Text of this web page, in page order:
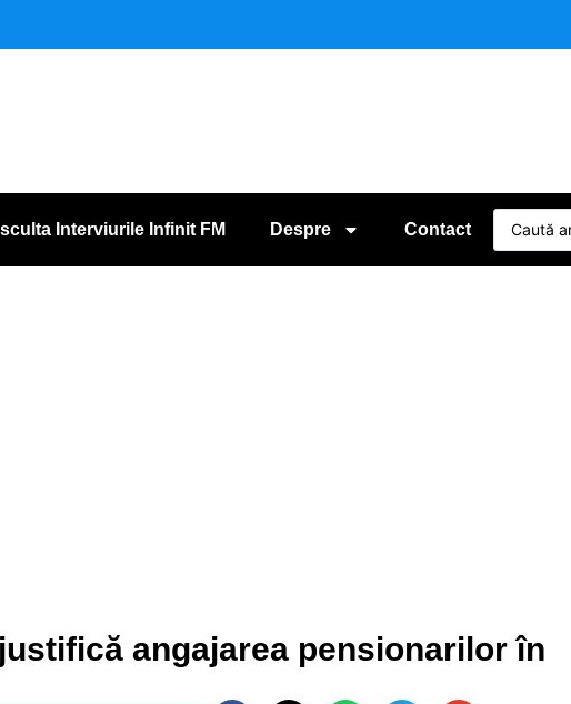
Interviurile Infinit FM Despre Contact
angajarea pensionarilor în